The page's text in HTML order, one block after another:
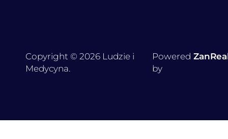
Copyright © 2026 Ludzie i
Medycyna.
Powered
by